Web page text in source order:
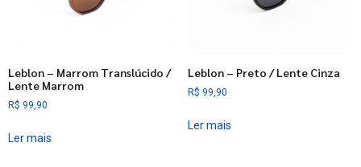
Leblon – Marrom Translúcido /
Lente Marrom
R$ 99,90
Ler mais
Leblon – Preto / Lente Cinza
R$ 99,90
Ler mais